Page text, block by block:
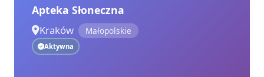
Apteka Słoneczna
Kraków Małopolskie
Aktywna